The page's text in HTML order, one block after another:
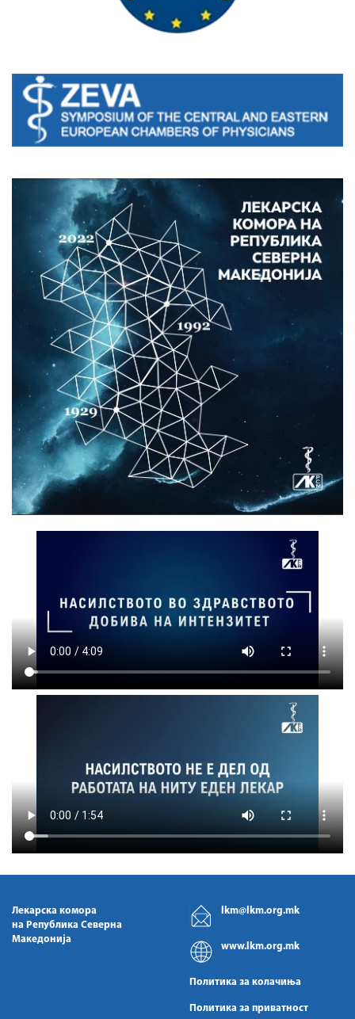
Лекарска комора
на Република Северна
Македонија
lkm@lkm.org.mk
www.lkm.org.mk
Политика за колачиња
Политика за приватност